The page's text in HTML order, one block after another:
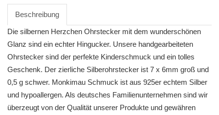
Beschreibung
Die silbernen Herzchen Ohrstecker mit dem wunderschönen
Glanz sind ein echter Hingucker. Unsere handgearbeiteten
Ohrstecker sind der perfekte Kinderschmuck und ein tolles
Geschenk. Der zierliche Silberohrstecker ist 7 x 6mm groß und
0,5 g schwer. Monkimau Schmuck ist aus 925er echtem Silber
und hypoallergen. Als deutsches Familienunternehmen sind wir
überzeugt von der Qualität unserer Produkte und gewähren